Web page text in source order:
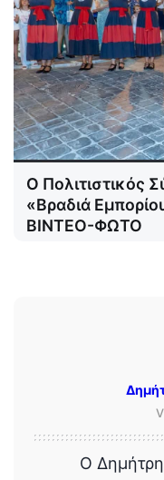
Ο Πολιτιστικός
«Βραδιά
ΒΙΝΤΕΟ-ΦΩΤΟ
Ο